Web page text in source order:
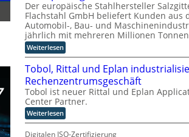
-
P
r
o
j
e
k
t
e
i
n
d
i
g
u
n
g
s
i
r
d
n
e
u
e
r
W
a
e
i
t
e
r
b
i
l
d
u
n
g
s
a
Der europäische Stahlhersteller
Flachstahl GmbH beliefert Kunden aus
Automobil-, Bau- und
jährlich mit mehreren Millionen
Weiterlesen:
S
y
n
c
r
o
t
e
s
s
Tobol, Rittal und Eplan
Rechenzentrumsgeschäft
Tobol ist neuer Rittal und Eplan
Center Partner.
Weiterlesen:
T
o
Digitalen ISO-Zertifizierung